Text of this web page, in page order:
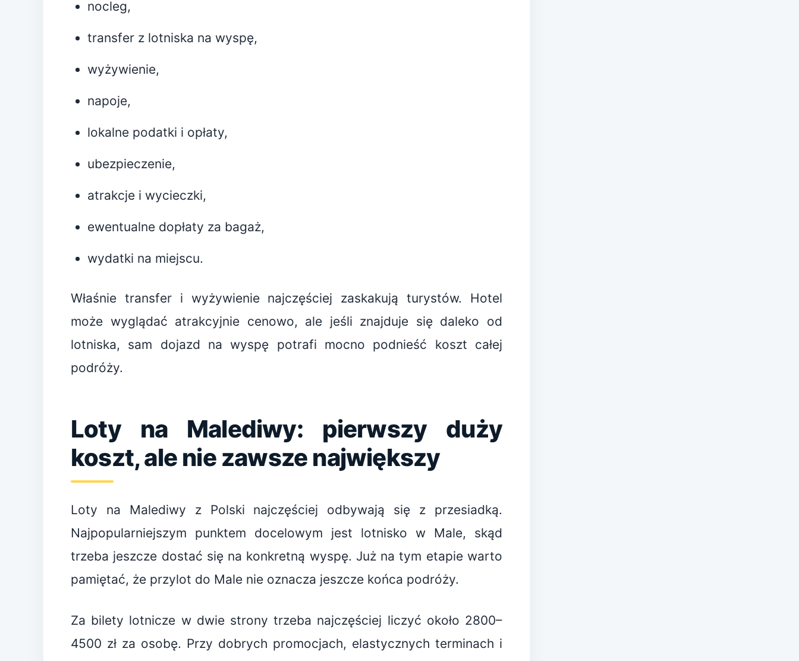
nocleg,
transfer z lotniska na wyspę,
wyżywienie,
napoje,
lokalne podatki i opłaty,
ubezpieczenie,
atrakcje i wycieczki,
ewentualne dopłaty za bagaż,
wydatki na miejscu.
Właśnie transfer i wyżywienie najczęściej zaskakują turystów. Hotel
może wyglądać atrakcyjnie cenowo, ale jeśli znajduje się daleko od
lotniska, sam dojazd na wyspę potrafi mocno podnieść koszt całej
podróży.
Loty na Malediwy: pierwszy duży
koszt, ale nie zawsze największy
Loty na Malediwy z Polski najczęściej odbywają się z przesiadką.
Najpopularniejszym punktem docelowym jest lotnisko w Male, skąd
trzeba jeszcze dostać się na konkretną wyspę. Już na tym etapie warto
pamiętać, że przylot do Male nie oznacza jeszcze końca podróży.
Za bilety lotnicze w dwie strony trzeba najczęściej liczyć około 2800–
4500 zł za osobę. Przy dobrych promocjach, elastycznych terminach i